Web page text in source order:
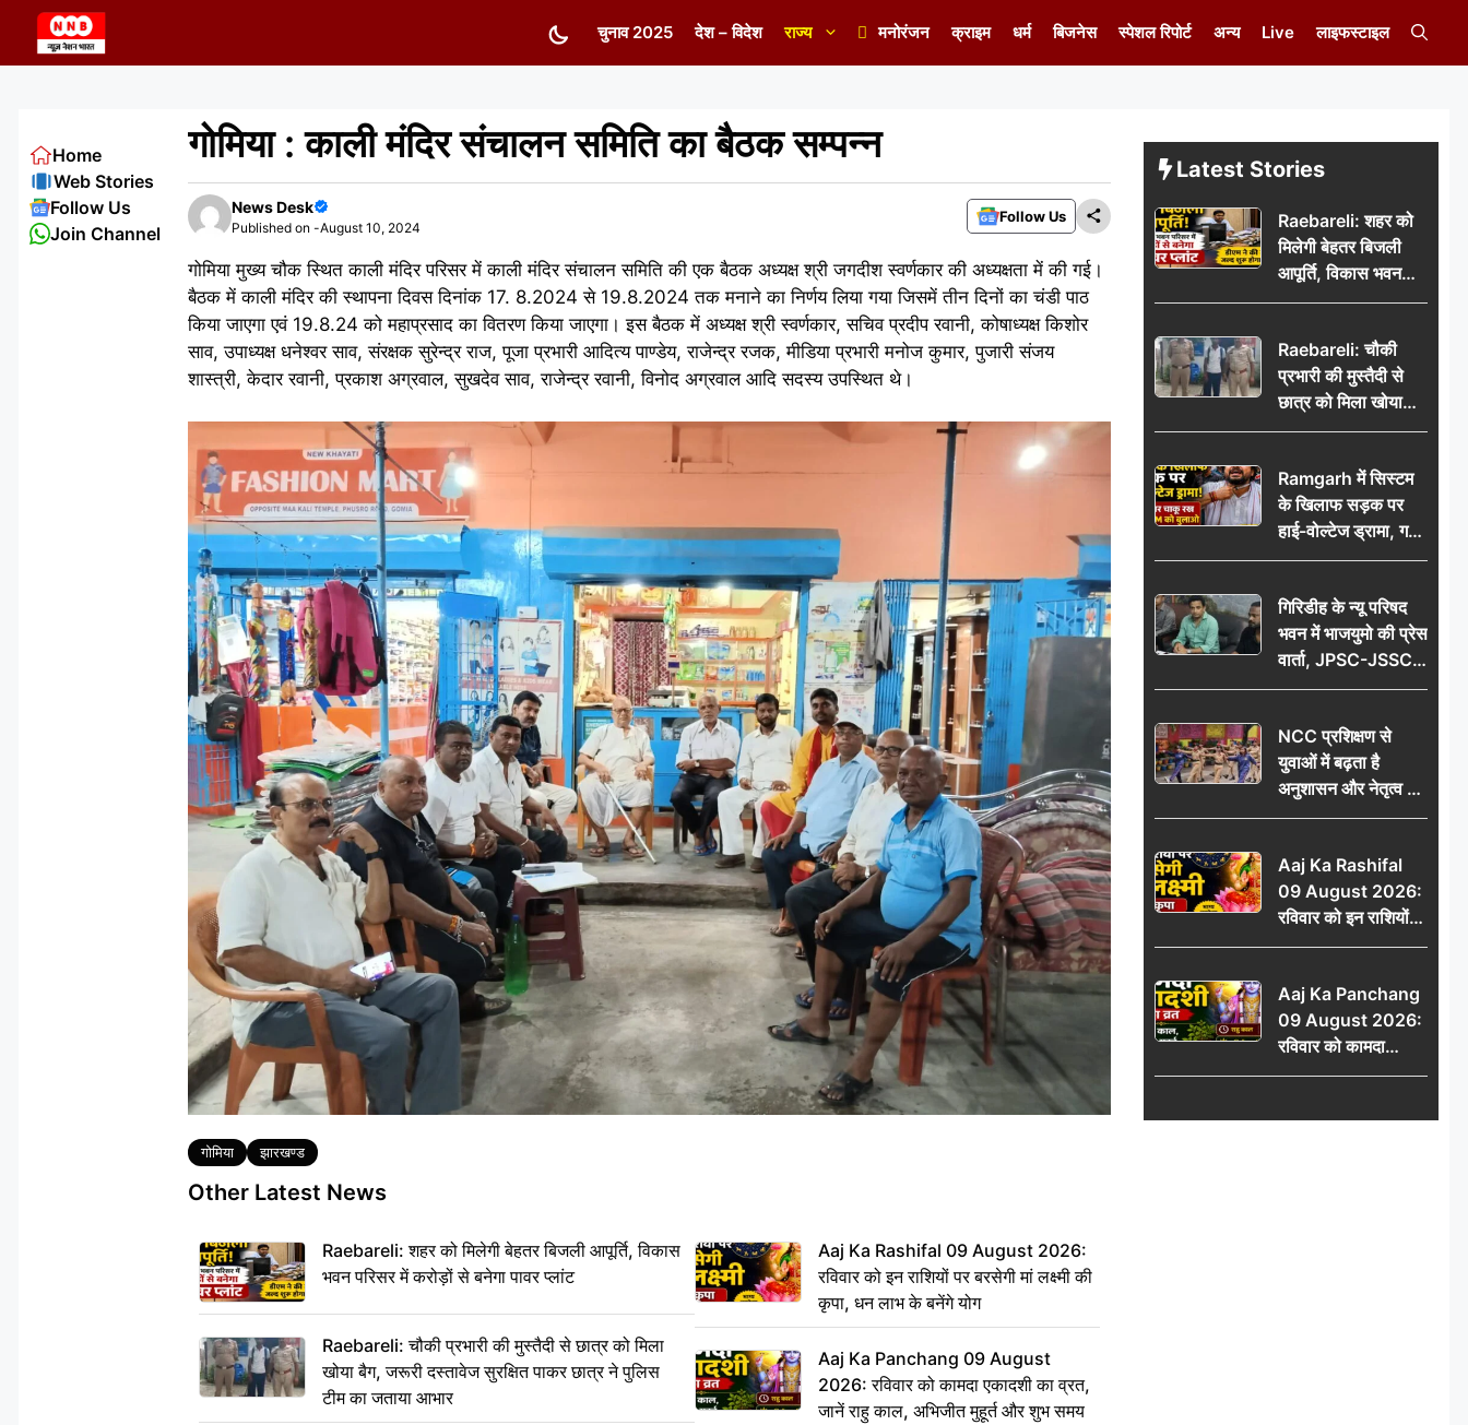
content
चुनाव 2025 देश – विदेश राज्य मनोरंजन क्राइम धर्म बिजनेस स्पेशल रिपोर्ट अन्य Live लाइफस्टाइल
गोमिया : काली मंदिर संचालन समिति का बैठक सम्पन्न
News Desk
Published on -August 10, 2024
Follow Us
गोमिया मुख्य चौक स्थित काली मंदिर परिसर में काली मंदिर संचालन समिति की एक बैठक अध्यक्ष श्री जगदीश स्वर्णकार की अध्यक्षता में की गई।
बैठक में काली मंदिर की स्थापना दिवस दिनांक 17. 8.2024 से 19.8.2024 तक मनाने का निर्णय लिया गया जिसमें तीन दिनों का चंडी पाठ
किया जाएगा एवं 19.8.24 को महाप्रसाद का वितरण किया जाएगा। इस बैठक में अध्यक्ष श्री स्वर्णकार, सचिव प्रदीप रवानी, कोषाध्यक्ष किशोर
साव, उपाध्यक्ष धनेश्वर साव, संरक्षक सुरेन्द्र राज, पूजा प्रभारी आदित्य पाण्डेय, राजेन्द्र रजक, मीडिया प्रभारी मनोज कुमार, पुजारी संजय
शास्त्री, केदार रवानी, प्रकाश अग्रवाल, सुखदेव साव, राजेन्द्र रवानी, विनोद अग्रवाल आदि सदस्य उपस्थित थे।
Tags
गोमिया झारखण्ड
Other Latest News
Raebareli: शहर को मिलेगी बेहतर बिजली आपूर्ति, विकास
भवन परिसर में करोड़ों से बनेगा पावर प्लांट
Raebareli: चौकी प्रभारी की मुस्तैदी से छात्र को मिला
खोया बैग, जरूरी दस्तावेज सुरक्षित पाकर छात्र ने पुलिस
टीम का जताया आभार
Aaj Ka Rashifal 09 August 2026:
रविवार को इन राशियों पर बरसेगी मां लक्ष्मी की
कृपा, धन लाभ के बनेंगे योग
Aaj Ka Panchang 09 August
2026: रविवार को कामदा एकादशी का व्रत,
जानें राहु काल, अभिजीत मुहूर्त और शुभ समय
Home
Web Stories
Follow Us
Join Channel
Latest Stories
Raebareli: शहर को
मिलेगी बेहतर बिजली
आपूर्ति, विकास भवन
परिसर में करोड़ों से
Raebareli: चौकी
प्रभारी की मुस्तैदी से
छात्र को मिला खोया
बैग, जरूरी दस्तावेज
पुलिस टीम का जताया
आभार
Ramgarh में सिस्टम
के खिलाफ सड़क पर
हाई-वोल्टेज ड्रामा, गर्दन
पर चाकू रख बोला- CM
वायरल
गिरिडीह के न्यू परिषद
भवन में भाजयुमो की प्रेस
वार्ता, JPSC-JSSC
पेपर लीक के विरोध में
विधानसभा घेराव का
ऐलान
NCC प्रशिक्षण से
युवाओं में बढ़ता है
अनुशासन और नेतृत्व का
गुण: डॉ. जी.एन. खान
Aaj Ka Rashifal
09 August 2026:
रविवार को इन राशियों
पर बरसेगी मां लक्ष्मी की
योग
Aaj Ka Panchang
09 August 2026:
रविवार को कामदा
एकादशी का व्रत, जानें
और शुभ समय